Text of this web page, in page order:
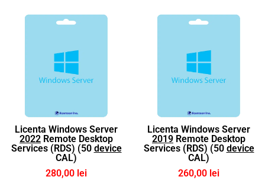
Licenta Windows Server
2022 Remote Desktop
Services (RDS) (50 device
CAL)
280,00 lei
Licenta Windows Server
2019 Remote Desktop
Services (RDS) (50 device
CAL)
260,00 lei